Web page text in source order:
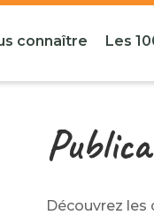
connaître Les
Découvrez